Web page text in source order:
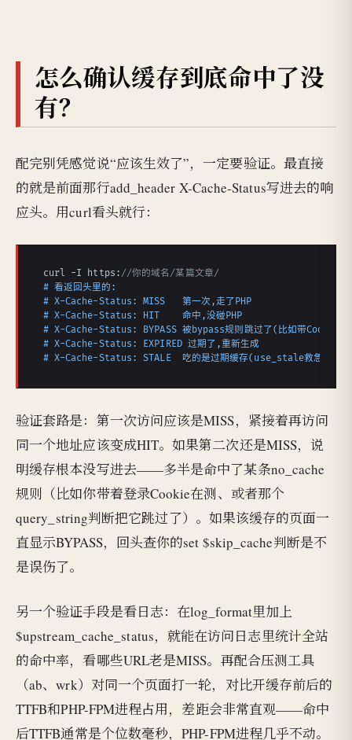
怎么确认缓存到底命中了没
有？
配完别凭感觉说“应该生效了”，一定要验证。最直接
的就是前面那行add_header X-Cache-Status写进去的响
应头。用curl看头就行：
curl -I https: //你的域名/某篇文章/
# 看返回头里的:
# X-Cache-Status: MISS   第一次,走了PHP
# X-Cache-Status: HIT    命中,没碰PHP
# X-Cache-Status: BYPASS 被bypass规则跳过了(比如带Cookie)
# X-Cache-Status: EXPIRED 过期了,重新生成
# X-Cache-Status: STALE  吃的是过期缓存(use_stale救急)
验证套路是：第一次访问应该是MISS，紧接着再访问
同一个地址应该变成HIT。如果第二次还是MISS，说
明缓存根本没写进去——多半是命中了某条no_cache
规则（比如你带着登录Cookie在测、或者那个
query_string判断把它跳过了）。如果该缓存的页面一
直显示BYPASS，回头查你的set $skip_cache判断是不
是误伤了。
另一个验证手段是看日志：在log_format里加上
$upstream_cache_status，就能在访问日志里统计全站
的命中率，看哪些URL老是MISS。再配合压测工具
（ab、wrk）对同一个页面打一轮，对比开缓存前后的
TTFB和PHP-FPM进程占用，差距会非常直观——命中
后TTFB通常是个位数毫秒，PHP-FPM进程几乎不动。